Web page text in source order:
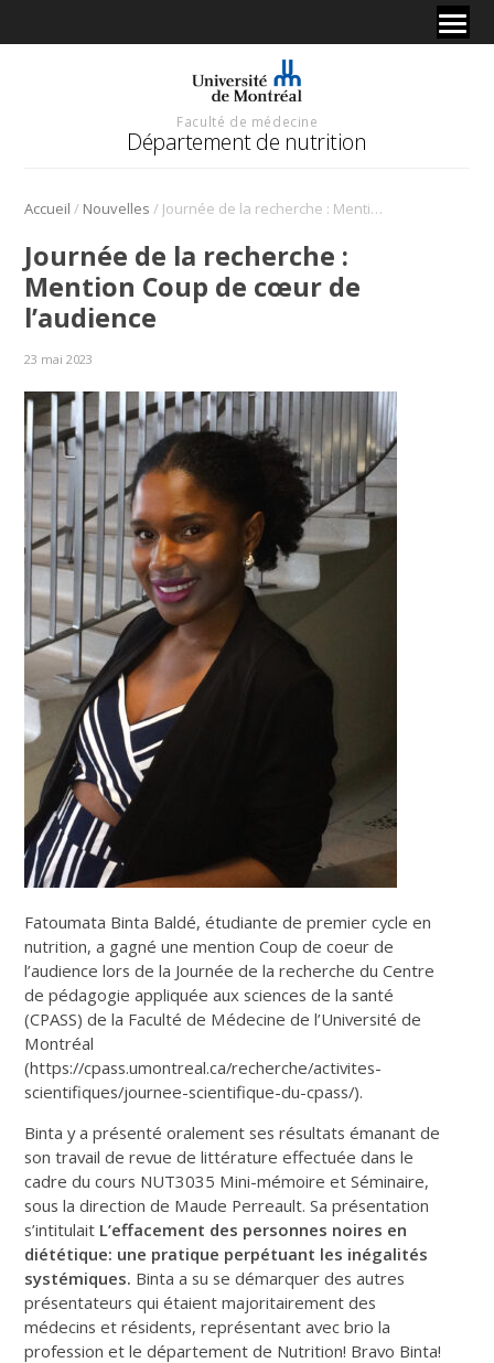
Faculté de médecine
Département de nutrition
Accueil / Nouvelles / Journée de la recherche : Mention Coup de cœur de l’audience
Journée de la recherche :
Mention Coup de cœur de
l’audience
23 mai 2023
Fatoumata Binta Baldé, étudiante de premier cycle en
nutrition, a gagné une mention Coup de coeur de
l’audience lors de la Journée de la recherche du Centre
de pédagogie appliquée aux sciences de la santé
(CPASS) de la Faculté de Médecine de l’Université de
Montréal
(https://cpass.umontreal.ca/recherche/activites-
scientifiques/journee-scientifique-du-cpass/).
Binta y a présenté oralement ses résultats émanant de
son travail de revue de littérature effectuée dans le
cadre du cours NUT3035 Mini-mémoire et Séminaire,
sous la direction de Maude Perreault. Sa présentation
s’intitulait L’effacement des personnes noires en
diététique: une pratique perpétuant les inégalités
systémiques. Binta a su se démarquer des autres
présentateurs qui étaient majoritairement des
médecins et résidents, représentant avec brio la
profession et le département de Nutrition! Bravo Binta!